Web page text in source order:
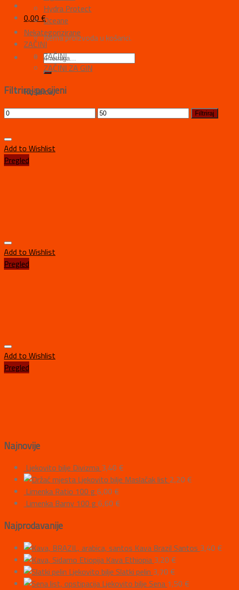
0,00 €
Nema proizvoda u košarici.
Košarica
Nema proizvoda u košarici.
Hydra Protect
Oceane
Nekategorizirane
ZAČINI
ZAČINI
ZAČINI ZA GIN
Filtriraj po cijeni
Filtriraj
Add to Wishlist
Pregled
Add to Wishlist
Pregled
Add to Wishlist
Pregled
Najnovije
Ljekovito bilje Divizma 3,40 €
Ljekovito bilje Maslačak list 2,20 €
Limenka Ratio 100 g 6,00 €
Limenka Barny 100 g 6,60 €
Najprodavanije
Kava Brazil Santos 3,40 €
Kava Ethiopia 3,20 €
Ljekovito bilje Slatki pelin 3,70 €
Ljekovito bilje Sena 1,50 €